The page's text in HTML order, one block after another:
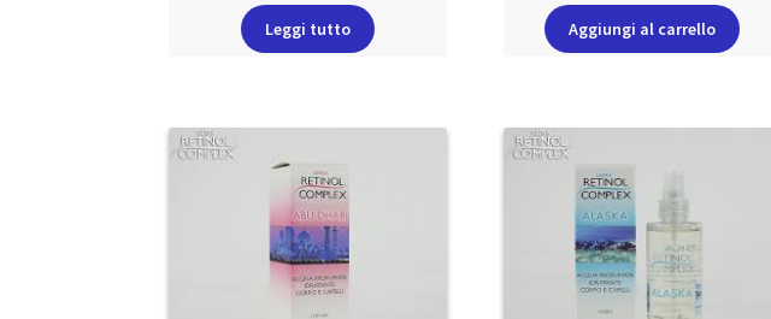
Leggi tutto Aggiungi al carrello